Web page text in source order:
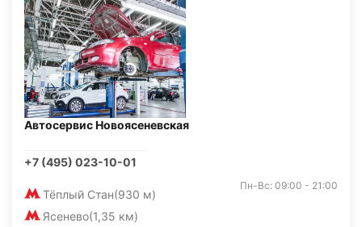
Автосервис Новоясеневская
+7 (495) 023-10-01
Тёплый Стан(930 м)
Ясенево(1,35 км)
Пн-Вс: 09:00 - 21:00